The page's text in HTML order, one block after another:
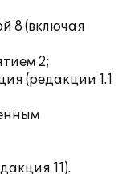
8 (включая
2;
(редакции 1.1
11).